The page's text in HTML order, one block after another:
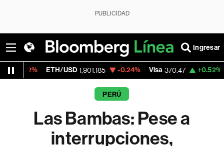
PUBLICIDAD
Ingresar
1,901.185 -0.24% Visa 370.47 +0.52% MercadoLibre
PERÚ
Las Bambas: Pese a
interrupciones,